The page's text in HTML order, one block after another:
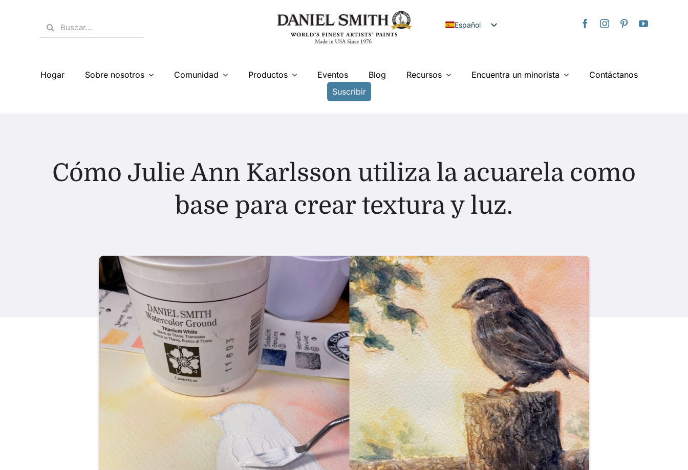
Search
for:
Español
日本語
Français
简体中文
繁體中文
Hogar Sobre nosotros Comunidad Productos Eventos Blog Recursos Encuentra un minorista
Contáctanos
Suscribir
Cómo Julie Ann Karlsson utiliza la acuarela como
base para crear textura y luz.